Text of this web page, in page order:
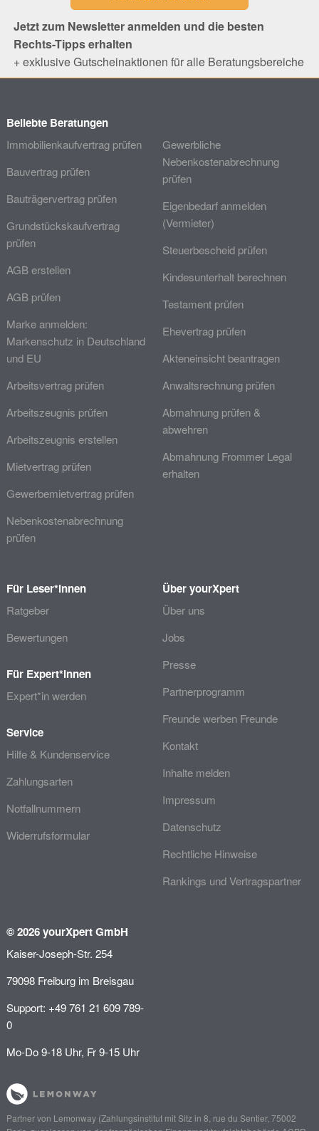
Jetzt zum Newsletter anmelden und die besten
Rechts-Tipps erhalten
+ exklusive Gutscheinaktionen für alle Beratungsbereiche
Beliebte Beratungen
Immobilienkaufvertrag prüfen
Bauvertrag prüfen
Bauträgervertrag prüfen
Grundstückskaufvertrag
prüfen
AGB erstellen
AGB prüfen
Marke anmelden:
Markenschutz in Deutschland
und EU
Arbeitsvertrag prüfen
Arbeitszeugnis prüfen
Arbeitszeugnis erstellen
Mietvertrag prüfen
Gewerbemietvertrag prüfen
Nebenkostenabrechnung
prüfen
Gewerbliche
Nebenkostenabrechnung
prüfen
Eigenbedarf anmelden
(Vermieter)
Steuerbescheid prüfen
Kindesunterhalt berechnen
Testament prüfen
Ehevertrag prüfen
Akteneinsicht beantragen
Anwaltsrechnung prüfen
Abmahnung prüfen &
abwehren
Abmahnung Frommer Legal
erhalten
Für Leser*innen
Ratgeber
Bewertungen
Für Expert*innen
Expert*in werden
Service
Hilfe & Kundenservice
Zahlungsarten
Notfallnummern
Widerrufsformular
Über yourXpert
Über uns
Jobs
Presse
Partnerprogramm
Freunde werben Freunde
Kontakt
Inhalte melden
Impressum
Datenschutz
Rechtliche Hinweise
Rankings und Vertragspartner
© 2026 yourXpert GmbH
Kaiser-Joseph-Str. 254
79098 Freiburg im Breisgau
Support: +49 761 21 609 789-
0
Mo-Do 9-18 Uhr, Fr 9-15 Uhr
Partner von Lemonway(Zahlungsinstitut mit Sitz in 8, rue du Sentier, 75002